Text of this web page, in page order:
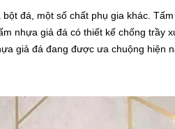
đá, một số chất phụ gia khác.
nhựa giả đá có thiết kế chống trầy
giả đá đang được ưa chuộng hiện